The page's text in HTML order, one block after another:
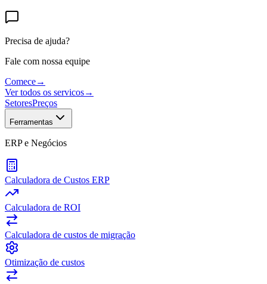
Precisa de ajuda?
Fale com nossa equipe
Comece→
Ver todos os servicos→
SetoresPreços
Ferramentas
ERP e Negócios
Calculadora de Custos ERP
Calculadora de ROI
Calculadora de custos de migração
Otimização de custos